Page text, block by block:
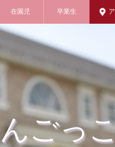
在園児 卒業生
ごっ